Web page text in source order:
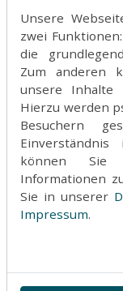
Weitere Termine:
So,
Vereinsmesse
11.07. –
(evtl. kleiner
Sa,
Sa,
Auftritt)
Unsere
zwei
die
Zum anderen
unsere Inhalte
Hierzu werden
Besuchern
können Sie
Informationen
Sie in unserer
Impressum.